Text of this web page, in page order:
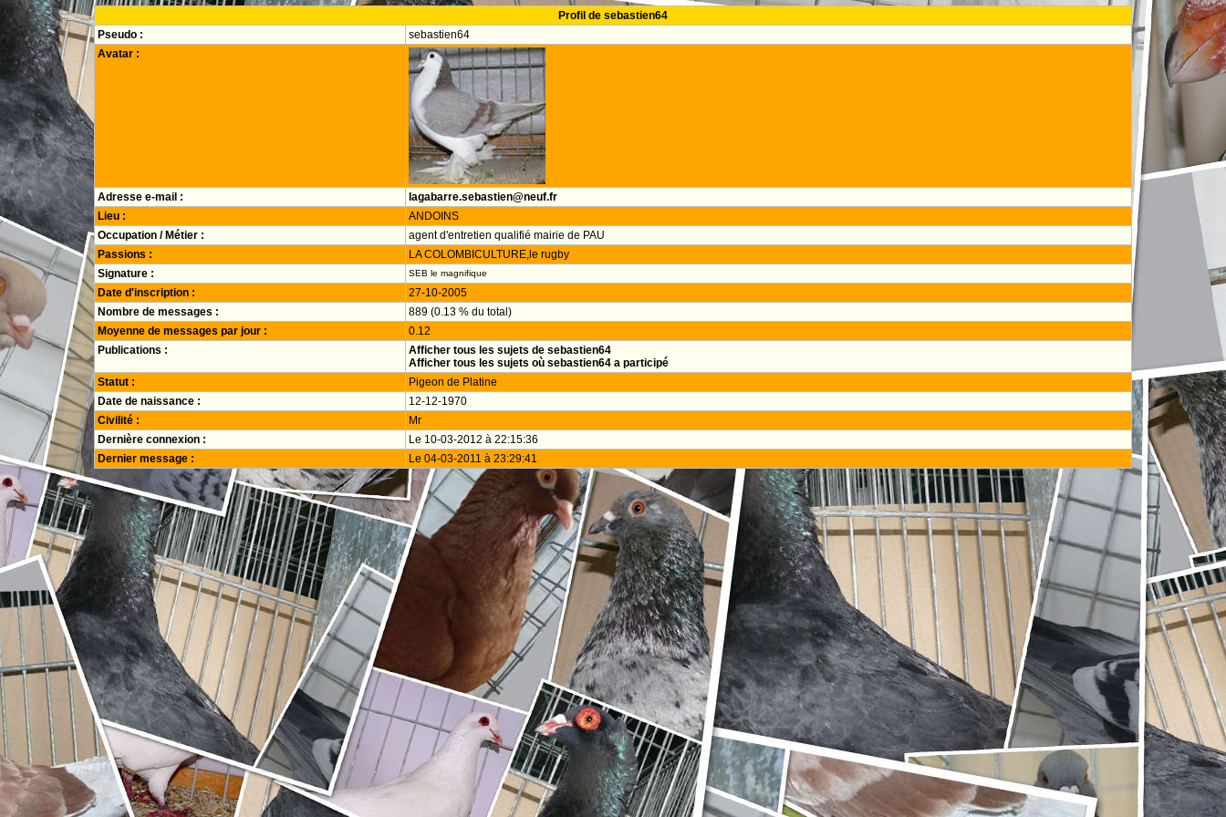
Profil de sebastien64
Pseudo :
sebastien64
Avatar :
Adresse e-mail :
lagabarre.sebastien@neuf.fr
Lieu :
ANDOINS
Occupation / Métier :
agent d'entretien qualifié mairie de PAU
Passions :
LA COLOMBICULTURE,le rugby
Signature :
SEB le magnifique
Date d'inscription :
27-10-2005
Nombre de messages :
889 (0.13 % du total)
Moyenne de messages par jour :
0.12
Publications :
Afficher tous les sujets de sebastien64
Afficher tous les sujets où sebastien64 a participé
Statut :
Pigeon de Platine
Date de naissance :
12-12-1970
Civilité :
Mr
Dernière connexion :
Le 10-03-2012 à 22:15:36
Dernier message :
Le 04-03-2011 à 23:29:41